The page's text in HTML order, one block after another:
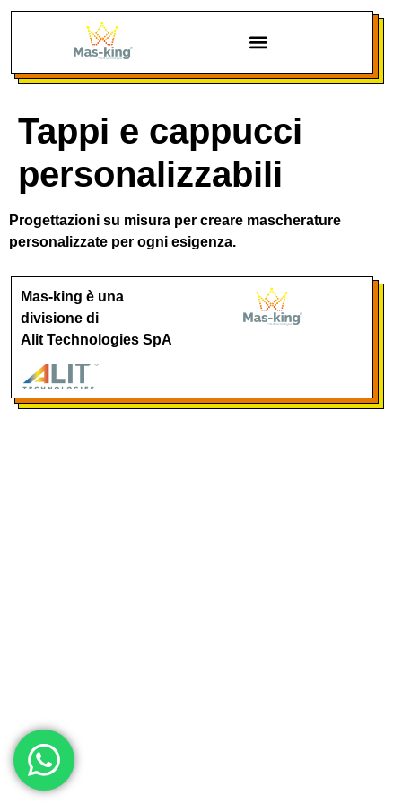
Tappi e cappucci
personalizzabili
Progettazioni su misura per creare mascherature
personalizzate per ogni esigenza.
Mas-king è una
divisione di
Alit Technologies SpA